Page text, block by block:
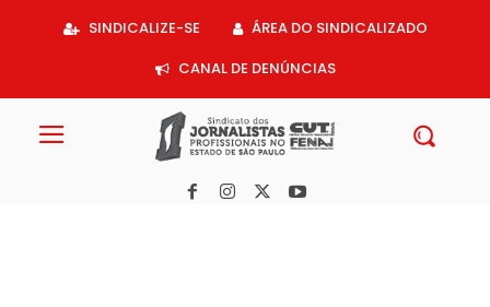
SINDICALIZE-SE
ÁREA DO SINDICALIZADO
CANAL DE DENÚNCIAS